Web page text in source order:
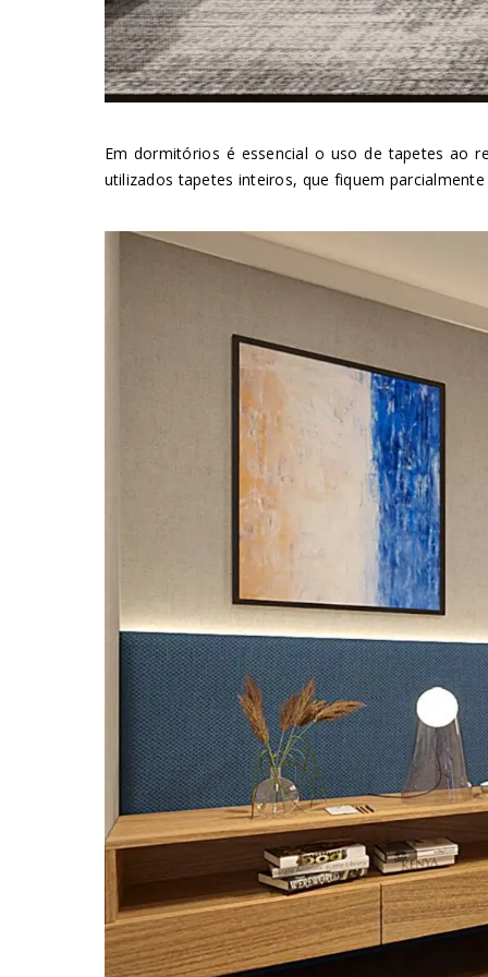
Em dormitórios é essencial o uso de tapetes ao
utilizados tapetes inteiros, que fiquem